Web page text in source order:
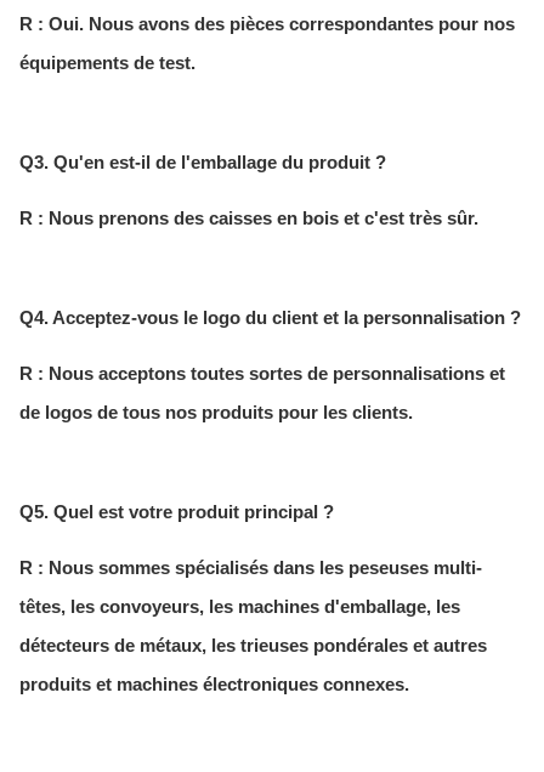
R : Oui. Nous avons des pièces correspondantes pour nos
équipements de test.
Q3. Qu'en est-il de l'emballage du produit ?
R : Nous prenons des caisses en bois et c'est très sûr.
Q4. Acceptez-vous le logo du client et la personnalisation ?
R : Nous acceptons toutes sortes de personnalisations et
de logos de tous nos produits pour les clients.
Q5. Quel est votre produit principal ?
R : Nous sommes spécialisés dans les peseuses multi-
têtes, les convoyeurs, les machines d'emballage, les
détecteurs de métaux, les trieuses pondérales et autres
produits et machines électroniques connexes.